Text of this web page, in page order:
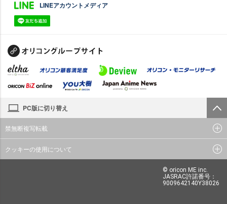
LINEアカウントメディア
PC版に切り替え
禁無断複写転載
クッキーの使用について
© oricon ME inc.
JASRAC許諾番号：
9009642140Y38026